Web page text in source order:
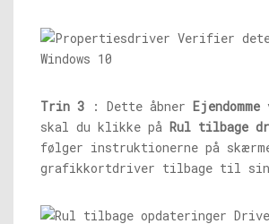
Trin 3 : Dette åbner Ejendomme
skal du klikke på Rul tilbage
følger instruktionerne på
grafikkortdriver tilbage til